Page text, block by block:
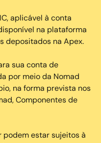
aplicável à conta
na plataforma
depositados na Apex.
sua conta de
por meio da Nomad
na forma prevista nos
Componentes de
podem estar sujeitos à